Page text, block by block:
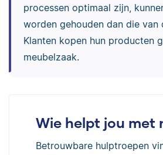
processen optimaal zijn,
worden gehouden dan die van
Klanten kopen hun producten
meubelzaak.
Wie helpt jou met
Betrouwbare hulptroepen